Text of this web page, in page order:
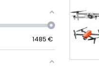
1485 €